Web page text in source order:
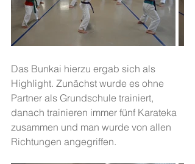
Das Bunkai hierzu ergab sich als
Highlight. Zunächst wurde es ohne
Partner als Grundschule trainiert,
danach trainieren immer fünf Karateka
zusammen und man wurde von allen
Richtungen angegriffen.